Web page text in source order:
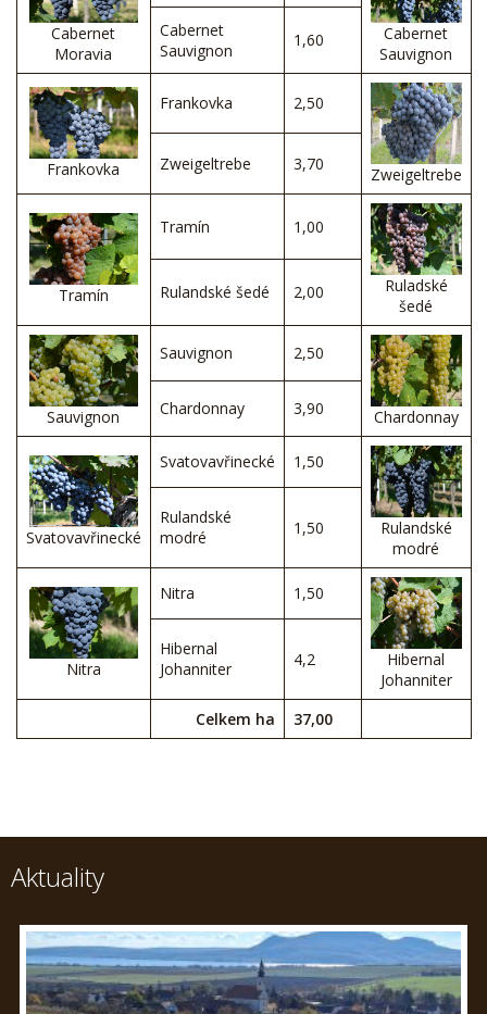
Cabernet
Moravia
Cabernet
Sauvignon
Cabernet
Sauvignon
1,60
Frankovka
Frankovka 2,50
Zweigeltrebe
Zweigeltrebe 3,70
Tramín
Tramín 1,00
Ruladské
šedé
Rulandské šedé 2,00
Sauvignon
Sauvignon 2,50
Chardonnay
Chardonnay 3,90
Svatovavřinecké
Svatovavřinecké 1,50
Rulandské
modré
Rulandské
modré
1,50
Nitra
Nitra 1,50
Hibernal
Johanniter
Hibernal
Johanniter
4,2
Celkem ha 37,00
Aktuality